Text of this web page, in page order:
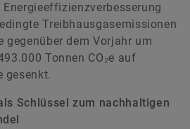
Treibhausgasemissionen
gegenüber dem Vorjahr um
Tonnen CO₂e auf
gesenkt.
Schlüssel zum nachhaltigen